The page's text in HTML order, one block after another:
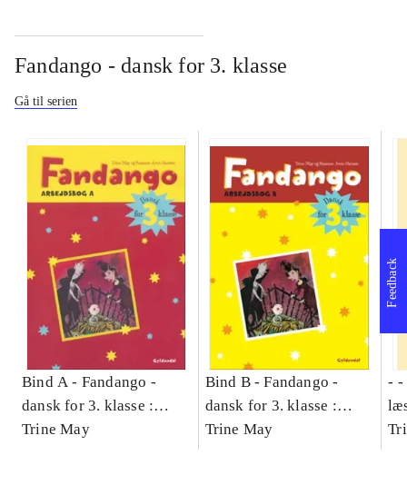
Fandango - dansk for 3. klasse
Gå til serien
Bind A - Fandango -
dansk for 3. klasse :
grundbog -- Arbejdsbog.
Trine May
Bind B -Fandango -
dansk for 3. klasse :
grundbog -- Arbejdsbog.
Trine May
- -
-
Feedback